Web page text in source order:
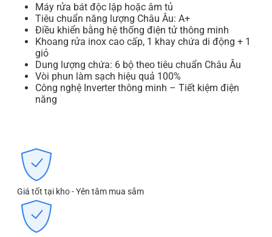
Máy rửa bát độc lập hoặc âm tủ
Tiêu chuẩn năng lượng Châu Âu: A+
Điều khiển bằng hệ thống điện tử thông minh
Khoang rửa inox cao cấp, 1 khay chứa di động + 1
giỏ
Dung lượng chứa: 6 bộ theo tiêu chuẩn Châu Âu
Vòi phun làm sạch hiệu quả 100%
Công nghệ Inverter thông minh – Tiết kiệm điện
năng
Giá tốt tại kho - Yên tâm mua sắm